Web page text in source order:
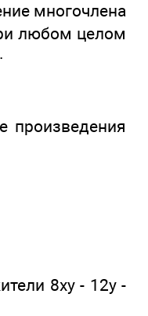
многочлена
любом целом
произведения
8ху - 12у -